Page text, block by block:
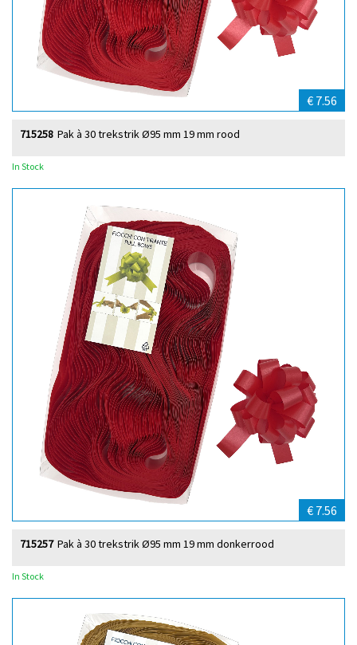
€ 7.56
Pak à 30 trekstrik Ø95 mm 19 mm rood
715258
In Stock
€ 7.56
Pak à 30 trekstrik Ø95 mm 19 mm donkerrood
715257
In Stock